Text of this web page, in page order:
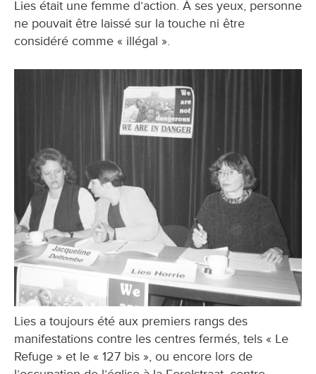
Lies était une femme d’action. À ses yeux, personne
ne pouvait être laissé sur la touche ni être
considéré comme « illégal ».
Lies a toujours été aux premiers rangs des
manifestations contre les centres fermés, tels « Le
Refuge » et le « 127 bis », ou encore lors de